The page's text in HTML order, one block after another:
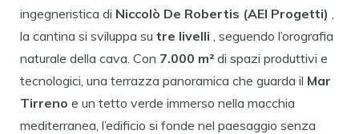
ingegneristica di Niccolò De Robertis (AEI Progetti)
la cantina si sviluppa su tre livelli , seguendo l’orografia
naturale della cava. Con 7.000 m² di spazi produttivi e
tecnologici, una terrazza panoramica che guarda il Mar
Tirreno e un tetto verde immerso nella macchia
mediterranea, l’edificio si fonde nel paesaggio senza